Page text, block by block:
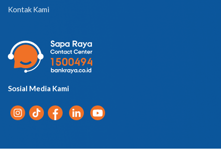
Kontak Kami
Sosial Media Kami